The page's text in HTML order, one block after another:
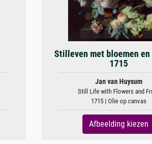
Stilleven met bloemen
1715
Jan van Huysum
Still Life with Flowers and
1715 | Olie op canvas
Afbeelding kiezen